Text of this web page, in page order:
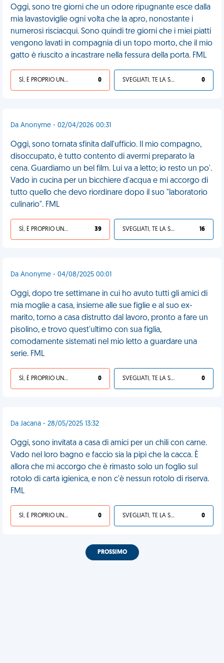
Oggi, sono tre giorni che un odore ripugnante esce dalla
mia lavastoviglie ogni volta che la apro, nonostante i
numerosi risciacqui. Sono quindi tre giorni che i miei piatti
vengono lavati in compagnia di un topo morto, che il mio
gatto è riuscito a incastrare nella fessura della porta. FML
SÌ, È PROPRIO UNA VDM! 0 SVEGLIATI, TE LA SEI CERCATA! 0
Da Anonyme - 02/04/2026 00:31
Oggi, sono tornata sfinita dall'ufficio. Il mio compagno,
disoccupato, è tutto contento di avermi preparato la
cena. Guardiamo un bel film. Lui va a letto; io resto un po'.
Vado in cucina per un bicchiere d'acqua e mi accorgo di
tutto quello che devo riordinare dopo il suo "laboratorio
culinario". FML
SÌ, È PROPRIO UNA VDM! 39 SVEGLIATI, TE LA SEI CERCATA! 16
Da Anonyme - 04/08/2025 00:01
Oggi, dopo tre settimane in cui ho avuto tutti gli amici di
mia moglie a casa, insieme alle sue figlie e al suo ex-
marito, torno a casa distrutto dal lavoro, pronto a fare un
pisolino, e trovo quest'ultimo con sua figlia,
comodamente sistemati nel mio letto a guardare una
serie. FML
SÌ, È PROPRIO UNA VDM! 0 SVEGLIATI, TE LA SEI CERCATA! 0
Da Jacana - 28/05/2025 13:32
Oggi, sono invitata a casa di amici per un chili con carne.
Vado nel loro bagno e faccio sia la pipì che la cacca. È
allora che mi accorgo che è rimasto solo un foglio sul
rotolo di carta igienica, e non c'è nessun rotolo di riserva.
FML
SÌ, È PROPRIO UNA VDM! 0 SVEGLIATI, TE LA SEI CERCATA! 0
PROSSIMO